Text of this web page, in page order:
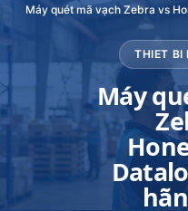
Máy quét mã vạch Zebra vs
THIET BI
Máy